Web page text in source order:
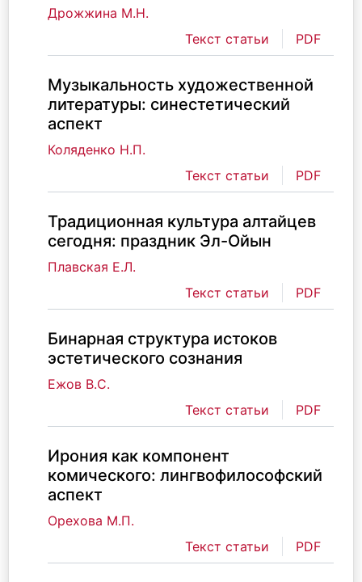
Дрожжина М.Н.
Текст статьи
PDF
Музыкальность художественной
литературы: синестетический
аспект
Коляденко Н.П.
Текст статьи
PDF
Традиционная культура алтайцев
сегодня: праздник Эл-Ойын
Плавская Е.Л.
Текст статьи
PDF
Бинарная структура истоков
эстетического сознания
Ежов В.С.
Текст статьи
PDF
Ирония как компонент
комического: лингвофилософский
аспект
Орехова М.П.
Текст статьи
PDF